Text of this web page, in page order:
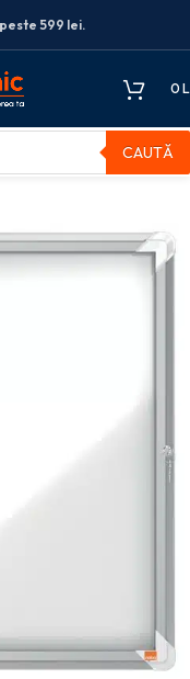
599 lei.
0
CAUTĂ
METALICA NOBO